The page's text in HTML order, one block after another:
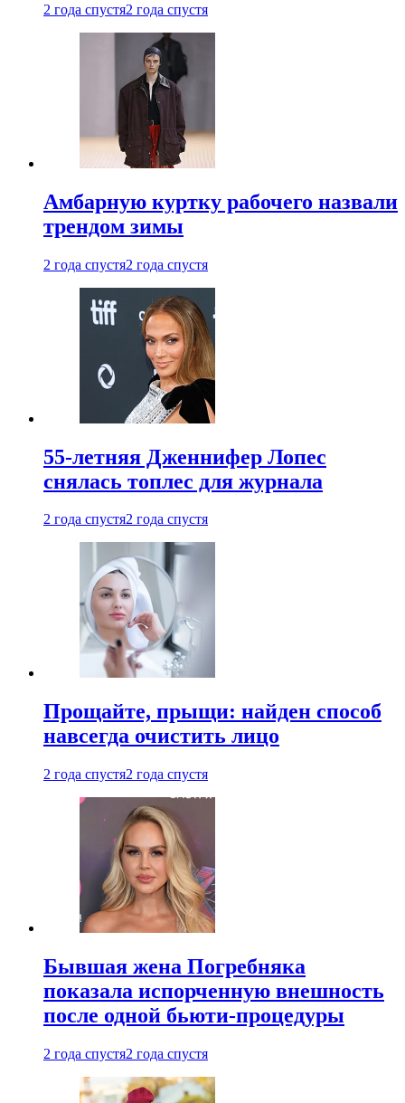
2 года спустя2 года спустя
Амбарную куртку рабочего назвали
трендом зимы
2 года спустя2 года спустя
55-летняя Дженнифер Лопес
снялась топлес для журнала
2 года спустя2 года спустя
Прощайте, прыщи: найден способ
навсегда очистить лицо
2 года спустя2 года спустя
Бывшая жена Погребняка
показала испорченную внешность
после одной бьюти-процедуры
2 года спустя2 года спустя